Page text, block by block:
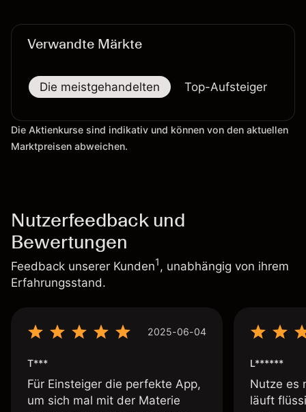
Verwandte Märkte
Die meistgehandelten Top-Aufsteiger
Die Aktienkurse sind indikativ und können von den aktuellen
Marktpreisen abweichen.
Nutzerfeedback und
Bewertungen
Feedback unserer Kunden1, unabhängig von ihrem
Erfahrungsstand.
2025-06-04
T***
Für Einsteiger die perfekte App,
um sich mal mit der Materie
L******
Nutze es
läuft